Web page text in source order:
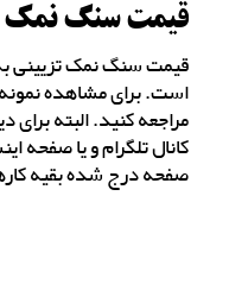
قیمت سنگ نمک
قیمت سنگ نمک تزیینی
است. برای مشاهده نمونه
مراجعه کنید. البته برای
کانال تلگرام و یا صفحه
صفحه درج شده بقیه